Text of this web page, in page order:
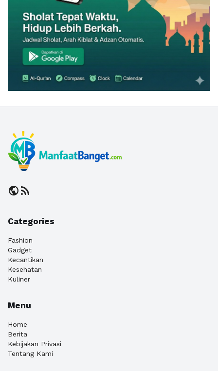
publicrss_feed
Categories
Fashion
Gadget
Kecantikan
Kesehatan
Kuliner
Menu
Home
Berita
Kebijakan Privasi
Tentang Kami